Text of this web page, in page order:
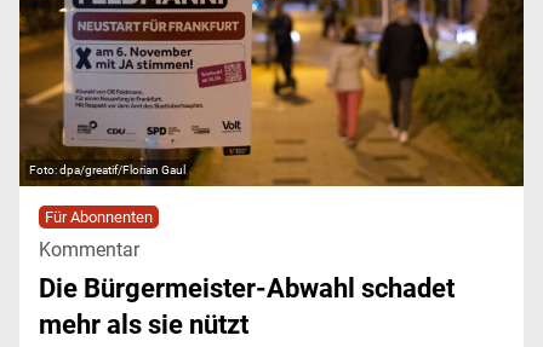
dpa/greatif/Florian Gaul
Für Abonnenten
Kommentar
Die Bürgermeister-Abwahl schadet
mehr als sie nützt